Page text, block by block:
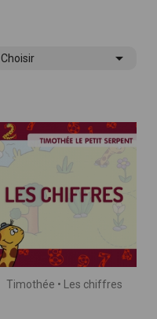
Choisir 
Timothée • Les chiffres